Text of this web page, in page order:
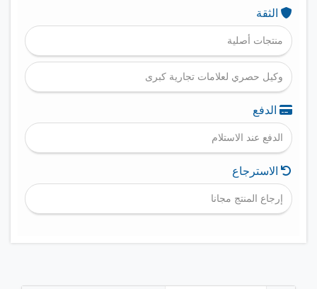
الثقة
منتجات أصلية
وكيل حصري لعلامات تجارية كبرى
الدفع
الدفع عند الاستلام
الاسترجاع
إرجاع المنتج مجانا